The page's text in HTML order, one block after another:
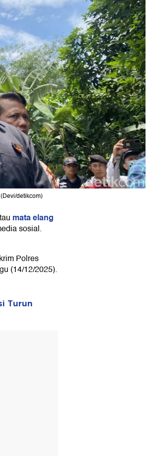
detikcom)
mata elang
sosial.
Polres
(14/12/2025).
Turun